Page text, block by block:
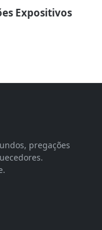
Expositivos
pregações